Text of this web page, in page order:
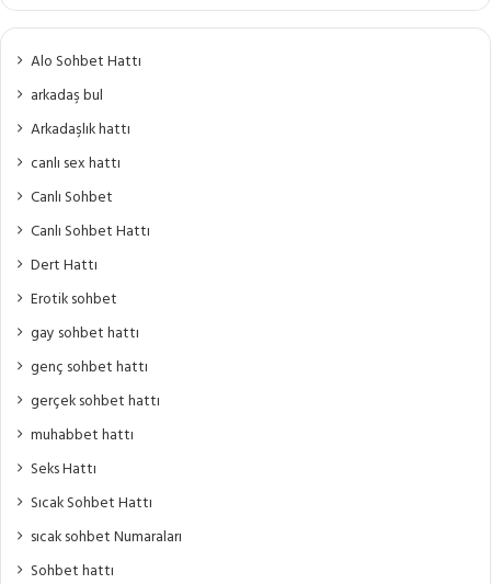
Alo Sohbet Hattı
arkadaş bul
Arkadaşlık hattı
canlı sex hattı
Canlı Sohbet
Canlı Sohbet Hattı
Dert Hattı
Erotik sohbet
gay sohbet hattı
genç sohbet hattı
gerçek sohbet hattı
muhabbet hattı
Seks Hattı
Sıcak Sohbet Hattı
sıcak sohbet Numaraları
Sohbet hattı